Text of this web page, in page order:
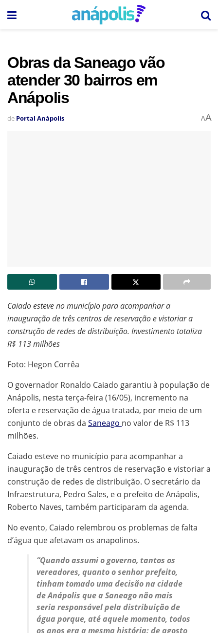
Obras da Saneago vão
atender 30 bairros em
Anápolis
de Portal Anápolis AA
Caiado esteve no município para acompanhar a
inauguração de três centros de reservação e vistoriar a
construção de redes de distribuição. Investimento totaliza
R$ 113 milhões
Foto: Hegon Corrêa
O governador Ronaldo Caiado garantiu à população de
Anápolis, nesta terça-feira (16/05), incremento na
oferta e reservação de água tratada, por meio de um
conjunto de obras da Saneago no valor de R$ 113
milhões.
Caiado esteve no município para acompanhar a
inauguração de três centros de reservação e vistoriar a
construção de redes de distribuição. O secretário da
Infraestrutura, Pedro Sales, e o prefeito de Anápolis,
Roberto Naves, também participaram da agenda.
No evento, Caiado relembrou os problemas de falta
d’água que afetavam os anapolinos.
“Quando assumi o governo, tantos os
vereadores, quanto o senhor prefeito,
tinham tomado uma decisão na cidade
de Anápolis que a Saneago não mais
seria responsável pela distribuição de
água porque, até aquele momento, todos
os anos era a mesma história: de agosto